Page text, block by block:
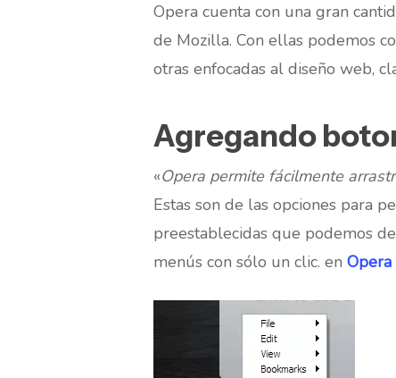
Opera cuenta con una gran
de Mozilla. Con ellas podemos
otras enfocadas al diseño web,
Agregando
«Opera permite fácilmente
Estas son de las opciones para
preestablecidas que podemos
menús con sólo un clic. en